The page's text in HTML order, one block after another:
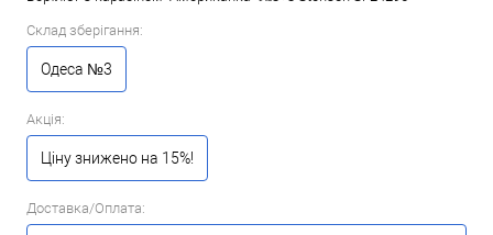
Склад зберігання:
Одеса №3
Акція:
Ціну знижено на 15%!
Доставка/Оплата: